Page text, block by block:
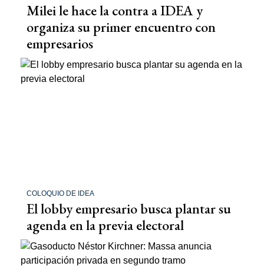
Milei le hace la contra a IDEA y
organiza su primer encuentro con
empresarios
COLOQUIO DE IDEA
El lobby empresario busca plantar su
agenda en la previa electoral